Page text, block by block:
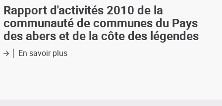
du
pays
des
Abers
d'activités
2012
de
la
de
Rapport d'activités 2010 de la
communauté de communes du Pays
des abers et de la côte des légendes
En savoir plussur